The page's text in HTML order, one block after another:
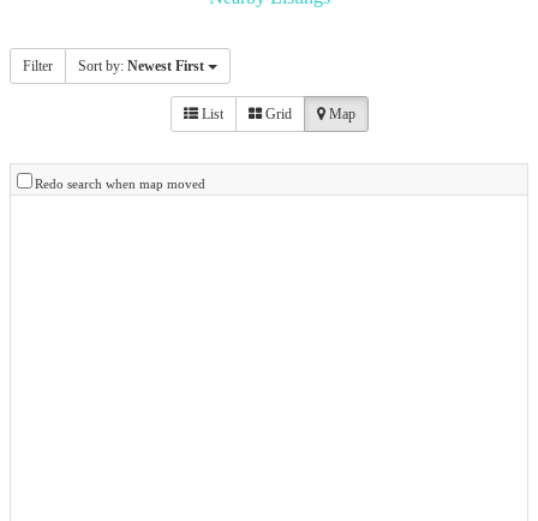
Filter Sort by: Newest First
List Grid Map
Redo search when map moved